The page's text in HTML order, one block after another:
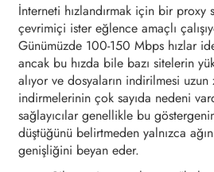
İnterneti hızlandırmak için bir proxy
çevrimiçi ister eğlence amaçlı
Günümüzde 100-150 Mbps hızlar
ancak bu hızda bile bazı sitelerin
alıyor ve dosyaların indirilmesi uzun
indirmelerinin çok sayıda nedeni
sağlayıcılar genellikle bu
düştüğünü belirtmeden yalnızca
genişliğini beyan eder.